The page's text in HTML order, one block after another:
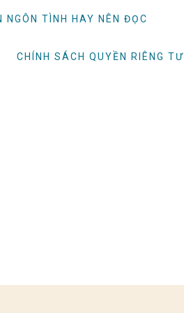
NGÔN TÌNH HAY NÊN ĐỌC
CHÍNH SÁCH QUYỀN RIÊNG TƯ